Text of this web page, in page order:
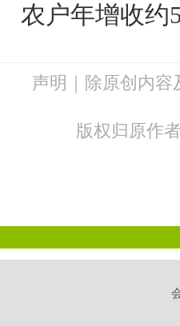
农户年增收约
声明｜除原创内
版权归原作